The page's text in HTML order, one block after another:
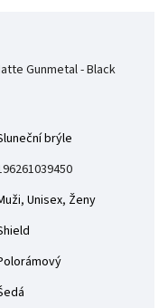
Gunmetal - Black
brýle
, Unisex, Ženy